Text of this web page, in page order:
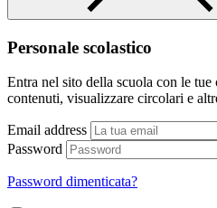
Personale scolastico
Entra nel sito della scuola con le tue
contenuti, visualizzare circolari e
Email address
Password
Password dimenticata?